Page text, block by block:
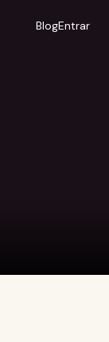
BlogEntrar